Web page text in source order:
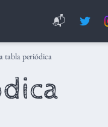
📬
tabla periódica